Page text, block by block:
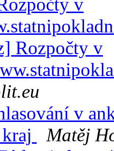
v
Rozpočty v
v
Matěj